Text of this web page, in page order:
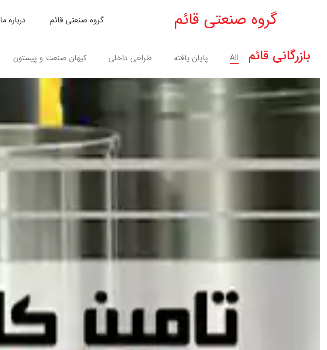
گروه صنعتی قائم گروه صنعتی قائم درباره ما
بازرگانی قائم All پایان یافته طراحی داخلی کیهان صنعت و پیستون